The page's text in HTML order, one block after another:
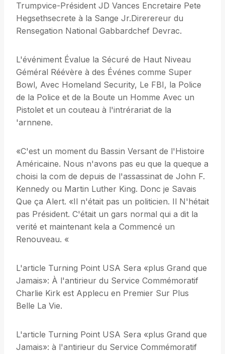
Trumpvice-Président JD Vances Encretaire Pete
Hegsethsecrete à la Sange Jr.Direrereur du
Rensegation National Gabbardchef Devrac.
L'événiment Évalue la Sécuré de Haut Niveau
Géméral Réévère à des Événes comme Super
Bowl, Avec Homeland Security, Le FBI, la Police
de la Police et de la Boute un Homme Avec un
Pistolet et un couteau à l'intrérariat de la
'arnnene.
«C'est un moment du Bassin Versant de l'Histoire
Américaine. Nous n'avons pas eu que la queque a
choisi la com de depuis de l'assassinat de John F.
Kennedy ou Martin Luther King. Donc je Savais
Que ça Alert. «Il n'était pas un politicien. Il N'hétait
pas Président. C'était un gars normal qui a dit la
verité et maintenant kela a Commencé un
Renouveau. «
L'article Turning Point USA Sera «plus Grand que
Jamais»: À l'antirieur du Service Commémoratif
Charlie Kirk est Applecu en Premier Sur Plus
Belle La Vie.
L'article Turning Point USA Sera «plus Grand que
Jamais»: à l'antirieur du Service Commémoratif